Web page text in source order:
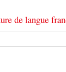
de langue